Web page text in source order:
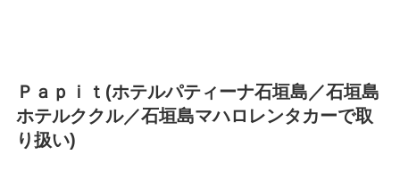
Ｐａｐｉｔ(ホテルパティーナ石垣島／石垣島
ホテルククル／石垣島マハロレンタカーで取
り扱い)